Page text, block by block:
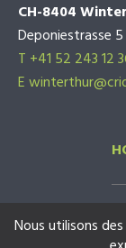
CH-8404
Deponiestrasse 5
T +41 52 243 12
E
Nous utilisons